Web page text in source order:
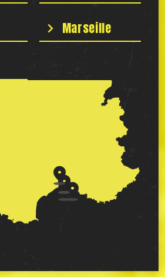
Marseille